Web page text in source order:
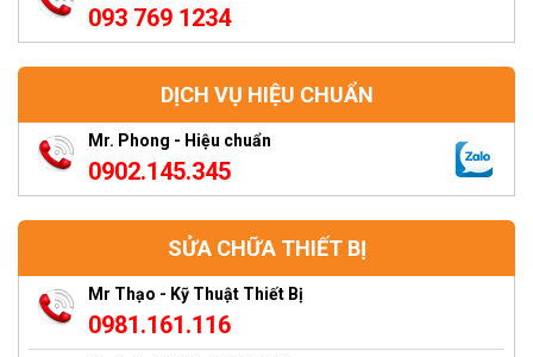
093 769 1234
DỊCH VỤ HIỆU CHUẨN
Mr. Phong - Hiệu chuẩn
0902.145.345
SỬA CHỮA THIẾT BỊ
Mr Thạo - Kỹ Thuật Thiết Bị
0981.161.116